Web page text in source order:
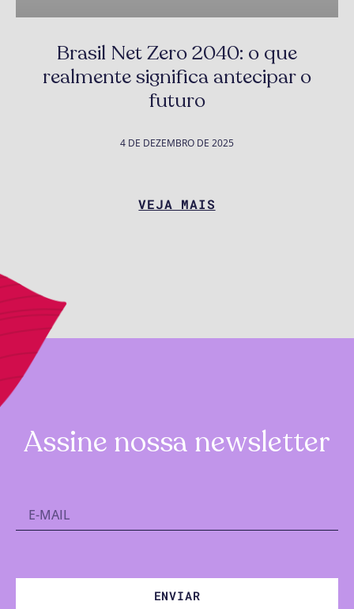
Brasil Net Zero 2040: o que
realmente significa antecipar o
futuro
4 DE DEZEMBRO DE 2025
VEJA MAIS
Assine nossa newsletter
ENVIAR